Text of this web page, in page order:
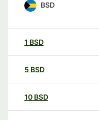
BSD
1 BSD
5 BSD
10 BSD